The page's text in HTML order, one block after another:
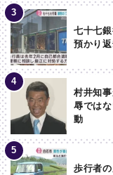
七十七
預かり
村井知
辱では
動
歩行者